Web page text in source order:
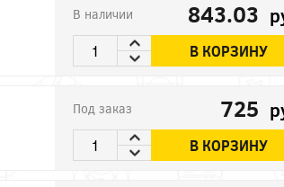
В наличии 843.03
В КОРЗИНУ
Под заказ 725
В КОРЗИНУ